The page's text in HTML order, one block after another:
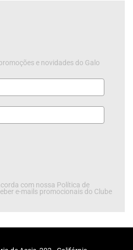
e novidades do Galo
com nossa Política de
e-mails promocionais do Clube